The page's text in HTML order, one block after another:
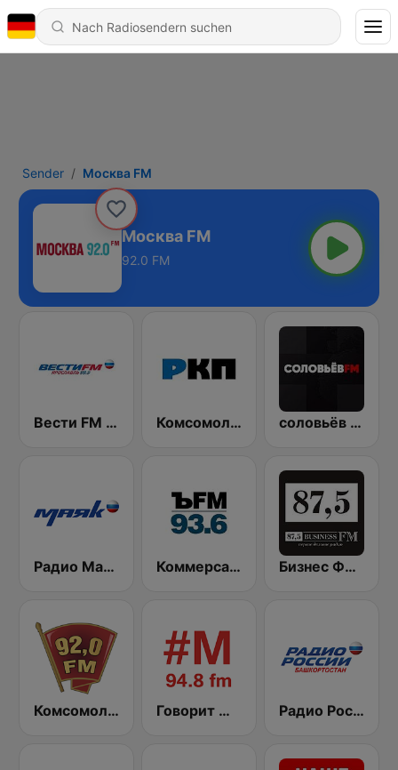
Sender Москва FM
Москва FM
92.0 FM
Вести FM (Vesti FM) Комсомольская правда (Komsomolskaya pravda) соловьёв FM (Solovyov FM)
Радио Маяк (Radio Mayak) Коммерсантъ 93.6 (Kommersant FM) Бизнес ФМ (Business FM)
Комсомольская правда - Санкт-Петербург (Komsomolskaya Pravda - St. Petersburg) Говорит Москва (Govorit Moskva) 94.8 FM Радио России (Radio Rossii) Вести Vesti